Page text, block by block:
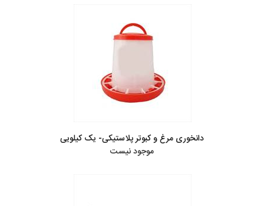
دانخوری مرغ و کبوتر پلاستیکی- یک کیلویی
موجود نیست